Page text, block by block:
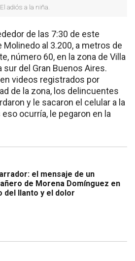
El adiós a la niña.
de las 7:30 de este
al 3.200, a metros de
número 60, en la zona de Villa
sur del Gran Buenos Aires.
videos registrados por
de la zona, los delincuentes
y le sacaron el celular a la
ocurría, le pegaron en la
el mensaje de un
de Morena Domínguez en
del llanto y el dolor